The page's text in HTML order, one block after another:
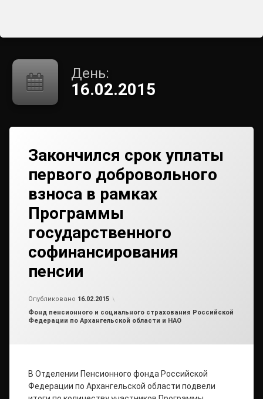
День:
16.02.2015
Закончился срок уплаты
первого добровольного
взноса в рамках
Программы
государственного
софинансирования
пенсии
Опубликовано 16.02.2015
Рубрики:
Фонд пенсионного и социального страхования Российской
Федерации по Архангельской области и НАО
В Отделении Пенсионного фонда Российской
Федерации по Архангельской области подвели